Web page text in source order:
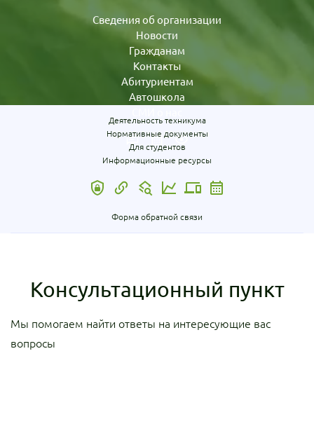
Сведения об организации
Новости
Гражданам
Контакты
Абитуриентам
Автошкола
Деятельность техникума
Нормативные документы
Для студентов
Информационные ресурсы
Форма обратной связи
Консультационный пункт
Мы помогаем найти ответы на интересующие вас
вопросы